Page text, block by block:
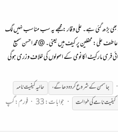
بڑھ گئی ہے۔ علی وقار : مجھے یہ سب مناسب نہیں لگ
عاطف علی: محفلین پر کیف ہیں یعنی۔ @محمد احسن سمیع
فری مارکیٹ اکانومی کے اصولوں کی خلاف وزری ہوگی
جاسمنکےشروعکردہدھاگے،
حالیہ کیفیت نامہ
کیفیت نامے کی طوالت جوابات: 33 فورم:گپ